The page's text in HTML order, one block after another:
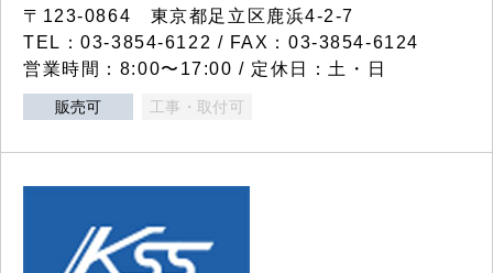
〒123-0864 東京都足立区鹿浜4-2-7
TEL：03-3854-6122 / FAX：03-3854-6124
営業時間：8:00〜17:00 / 定休日：土・日
販売可 工事・取付可